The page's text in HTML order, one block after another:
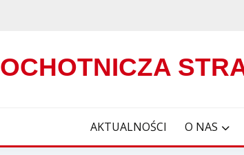
OCHOTNICZA
AKTUALNOŚCI O NAS